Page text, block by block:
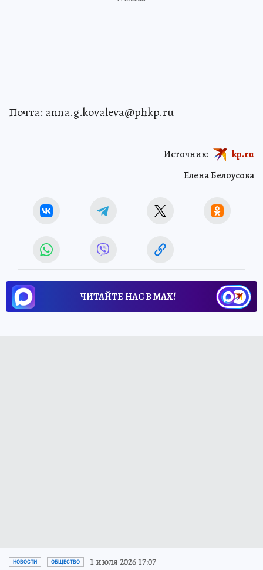
Почта: anna.g.kovaleva@phkp.ru
Елена Белоусова
Источник: kp.ru
ЧИТАЙТЕ НАС В МАХ!
НОВОСТИ ОБЩЕСТВО 1 июля 2026 17:07